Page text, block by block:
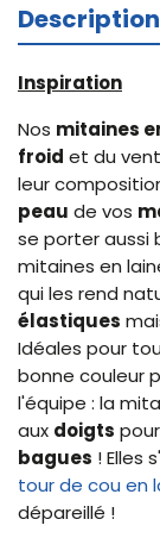
Description
Inspiration
Nos mitaines
froid et du
leur
peau de vos
se porter aussi
mitaines en
qui les rend
élastiques
Idéales pour
bonne couleur
l'équipe : la
aux doigts
bagues ! Elles
tour de cou en
dépareillé !